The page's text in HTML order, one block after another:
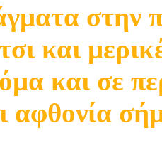
στην
και
και σε
αφθονία